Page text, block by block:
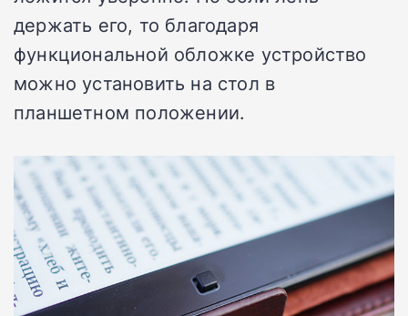
держать его, то благодаря
функциональной обложке устройство
можно установить на стол в
планшетном положении.